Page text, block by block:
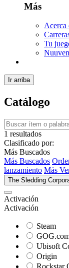
Más
Acerca
Tu
Ir arriba
Catálogo
1 resultados
Clasificado por:
Más Buscados
Más Buscados
lanzamiento Más
The Sledding
Activación
Activación
Steam
Ubisoft
Origin